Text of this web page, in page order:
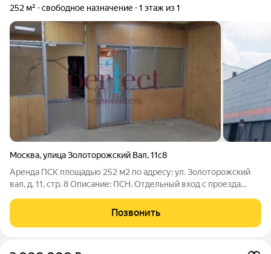
252 м² свободное назначение 1 этаж из 1
Москва,улица Золоторожский Вал,11с8
Аренда ПСК площадью 252 м2 по адресу: ул. Золоторожский
вал, д. 11, стр. 8 Описание: ПСН. Отдельный вход с проезда
Помещение № 1 (48,1 кв. м) имеет отделку под шоурум/офис
(возможно отопление
Позвонить